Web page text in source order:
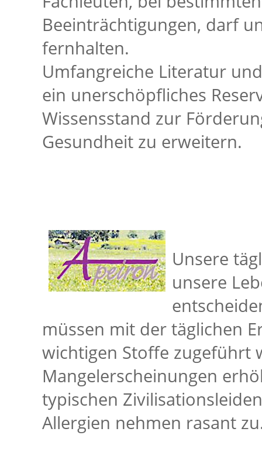
Beeinträchtigungen, darf
fernhalten.
Umfangreiche Literatur
ein unerschöpfliches
Wissensstand zur
Gesundheit zu erweitern.
Unsere
unsere
müssen mit der täglichen
wichtigen Stoffe zugeführt
Mangelerscheinungen
typischen
Allergien nehmen rasant